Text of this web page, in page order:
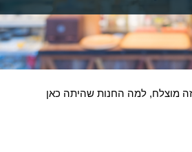
מוצלח, למה החנות שהיתה כאן